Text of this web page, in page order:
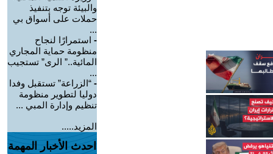
والبيئة توجه بتنفيذ
حملات على أسواق بي
...
- استمرارًا لنجاح
منظومة حماية المجاري
المائية..” الرى” تستجيب
...
- “الزراعة” تستقبل وفدا
دوليا لتطوير منظومة
تنظيم وإدارة المبي ...
المزيد.....
احدث الأخبار المهمة